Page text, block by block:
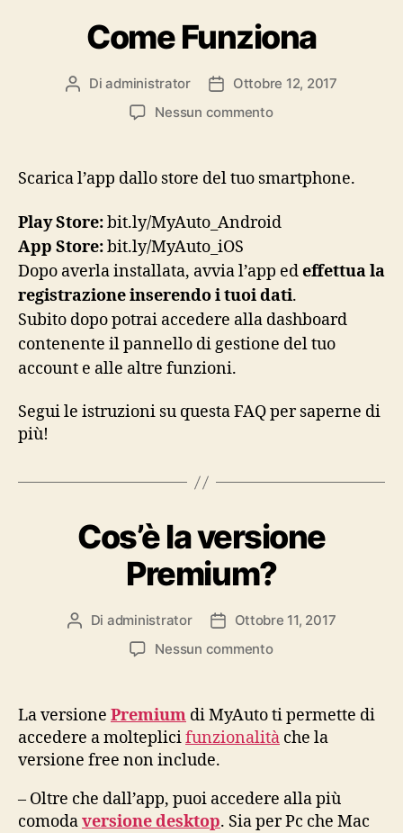
Come Funziona
Autore
Diadministrator
Data
dell'articolo
Ottobre 12, 2017
Nessun commentosu
Scarica l’app dallo store del tuo smartphone.
Play Store:bit.ly/MyAuto_Android
App Store:bit.ly/MyAuto_iOS
Dopo averla installata, avvia l’app edeffettua la
registrazione inserendo i tuoi dati.
Subito dopo potrai accedere alla dashboard
contenente il pannello di gestione del tuo
account e alle altre funzioni.
Segui le istruzioni su questa FAQ per saperne di
più!
Cos’è la versione
Premium?
Autore
Di administrator
Data
dell'articolo
Ottobre 11, 2017
Nessun commentosu
versione
Premium?
La versione Premium di MyAuto ti permette di
accedere a molteplicifunzionalità che la
versione free non include.
– Oltre che dall’app, puoi accedere alla più
comodaversione desktop. Sia per Pc che Mac